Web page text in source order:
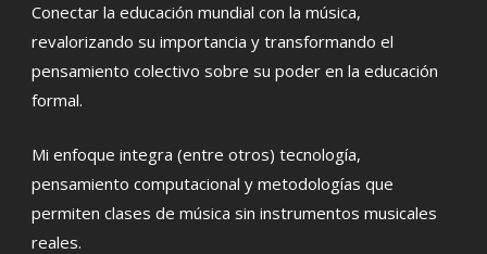
Conectar la educación mundial con la música,
revalorizando su importancia y transformando el
pensamiento colectivo sobre su poder en la educación
formal.
Mi enfoque integra (entre otros) tecnología,
pensamiento computacional y metodologías que
permiten clases de música sin instrumentos musicales
reales.